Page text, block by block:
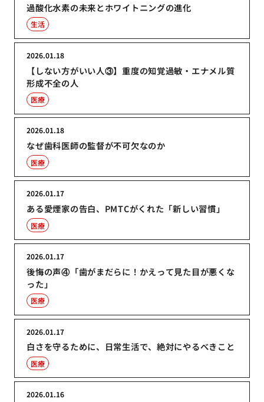
過酸化水素の未来とホワイトニングの進化
生活
【しない方がいい人③】重度の知覚過敏・エナメル質
形成不全の人
2026.01.18
医療
なぜ歯科医師の監督が不可欠なのか
2026.01.18
医療
ある愛煙家の告白、PMTCがくれた「新しい習慣」
2026.01.17
医療
後悔の声④「歯がまだらに！かえって見た目が悪くな
った」
2026.01.17
医療
白さを守るために、日常生活で、絶対にやるべきこと
2026.01.17
医療
2026.01.16